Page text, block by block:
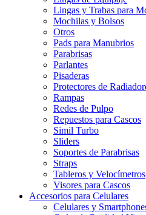
Lingas y Trabas para
Mochilas y Bolsos
Otros
Pads para Manubrios
Parabrisas
Parlantes
Pisaderas
Protectores de
Rampas
Redes de Pulpo
Repuestos para Cascos
Simil Turbo
Sliders
Soportes de Parabrisas
Straps
Tableros y Velocímetros
Visores para Cascos
Accesorios para Celulares
Celulares y